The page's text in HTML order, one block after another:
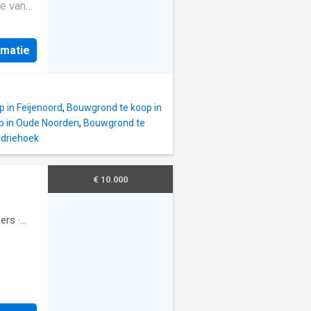
van
en ligt
in Feijenoord, Bouwgrond te koop in
in Oude Noorden, Bouwgrond te
·
€ 10.000